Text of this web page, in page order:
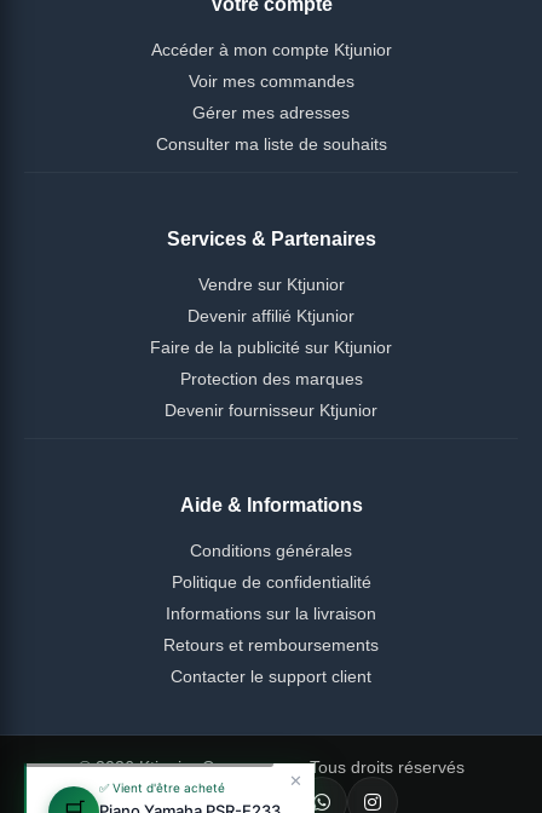
Votre compte
Accéder à mon compte Ktjunior
Voir mes commandes
Gérer mes adresses
Consulter ma liste de souhaits
Services & Partenaires
Vendre sur Ktjunior
Devenir affilié Ktjunior
Faire de la publicité sur Ktjunior
Protection des marques
Devenir fournisseur Ktjunior
Aide & Informations
Conditions générales
Politique de confidentialité
Informations sur la livraison
Retours et remboursements
Contacter le support client
© 2026 Ktjunior Cameroun — Tous droits réservés
✅ Vient d'être acheté ✕